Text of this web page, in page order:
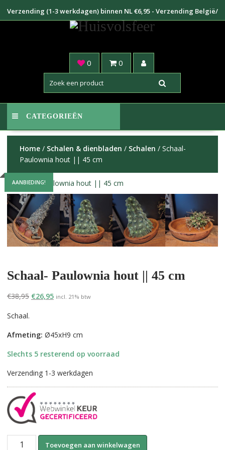
naar
Verzending (1-3 werkdagen) binnen NL €6,95 - Verzending België/
Duitsland €8,95
0 0
CATEGORIEËN
Home/ Schalen & dienbladen / Schalen / Schaal-
Paulownia hout || 45 cm
AANBIEDING!
Schaal- Paulownia hout || 45 cm
€38,95 Oorspronkelijke
€26,95Huidige
incl. 21% btw
Schaal.
Afmeting: Ø45xH9 cm
Slechts 5 resterend op voorraad
Verzending 1-3 werkdagen
Schaal-
Toevoegen aan winkelwagen